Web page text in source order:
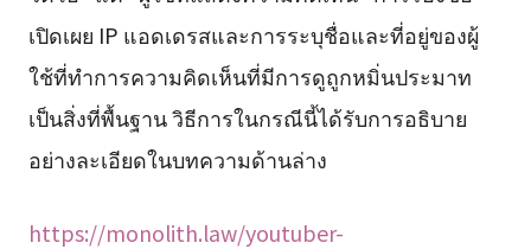
เปิดเผย IP แอดเดรสและการระบุชื่อและที่อยู่ของผู้
ใช้ที่ทำการความคิดเห็นที่มีการดูถูกหมิ่นประมาท
เป็นสิ่งที่พื้นฐาน วิธีการในกรณีนี้ได้รับการอธิบาย
อย่างละเอียดในบทความด้านล่าง
https://monolith.law/youtuber-